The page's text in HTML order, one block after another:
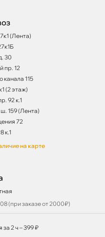
(Лента)
30
пр. 12
канала 115
(2 этаж)
92 к.1
159 (Лента)
72
к.1
на карте
(при заказе от 2000₽)
2 ч – 399 ₽